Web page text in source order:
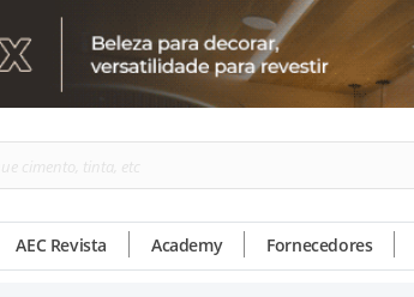
AEC Revista Academy Fornecedores